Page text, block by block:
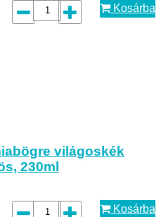
Kosárba
világoskék
230ml
Kosárba